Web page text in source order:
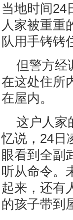
当地时间24
人家被重重
队用手铐铐
但警方经
在这处住所
在屋内。
这户人家
忆说，24日
眼看到全副
听从命令。
起来，还有
的孩子带到